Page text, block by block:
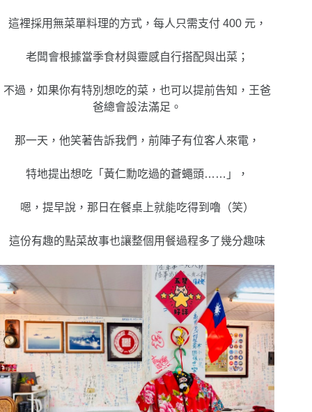
這裡採用無菜單料理的方式，每人只需支付 400 元，
老闆會根據當季食材與靈感自行搭配與出菜；
不過，如果你有特別想吃的菜，也可以提前告知，王爸
爸總會設法滿足。
那一天，他笑著告訴我們，前陣子有位客人來電，
特地提出想吃「黃仁勳吃過的蒼蠅頭……」，
嗯，提早說，那日在餐桌上就能吃得到嚕（笑）
這份有趣的點菜故事也讓整個用餐過程多了幾分趣味